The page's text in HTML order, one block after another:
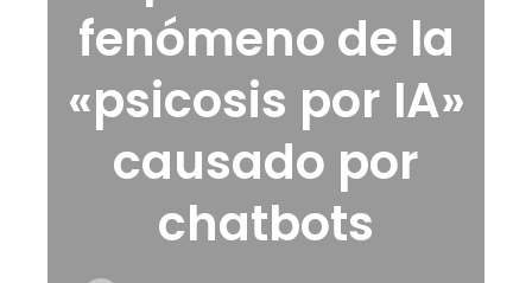
fenómeno de la
«psicosis por IA»
causado por
chatbots